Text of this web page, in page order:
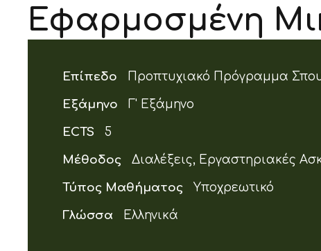
Εφαρμοσμένη
Επίπεδο Προπτυχιακό Πρόγραμμα
Εξάμηνο Γ' Εξάμηνο
ECTS 5
Μέθοδος Διαλέξεις, Εργαστηριακές
Τύπος Μαθήματος Υποχρεωτικό
Γλώσσα Ελληνικά